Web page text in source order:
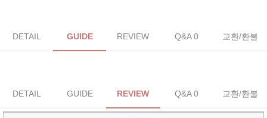
DETAIL GUIDE REVIEW Q&A 0 교환/환불
DETAIL GUIDE REVIEW Q&A 0 교환/환불